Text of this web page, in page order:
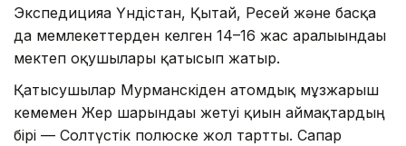
Экспедицияға Үндістан, Қытай, Ресей және басқа
да мемлекеттерден келген 14–16 жас аралығындағы
мектеп оқушылары қатысып жатыр.
Қатысушылар Мурманскіден атомдық мұзжарғыш
кемемен Жер шарындағы жетуі қиын аймақтардың
бірі — Солтүстік полюске жол тартты. Сапар